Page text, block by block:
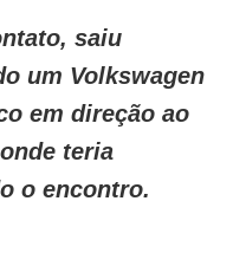
saiu
um Volkswagen
em direção ao
teria
o encontro.